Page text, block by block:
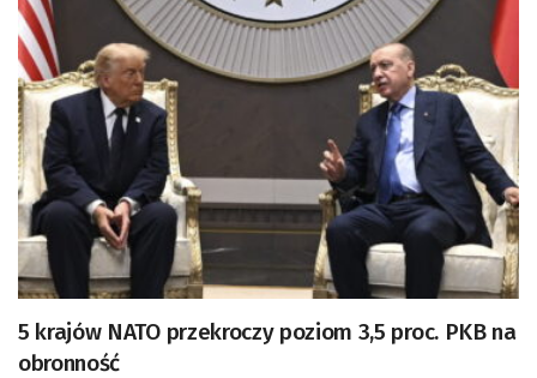
5 krajów NATO przekroczy poziom 3,5 proc. PKB na
obronność